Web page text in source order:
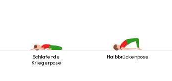
Schlafende
Kriegerpose
Halbbrückenpose